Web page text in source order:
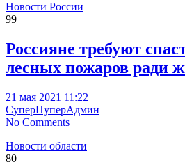
Новости России
99
Россияне требуют
лесных пожаров ради
21 мая 2021 11:22
СуперПуперАдмин
No Comments
Новости области
80